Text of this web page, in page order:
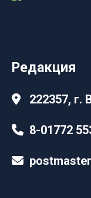
Редакция
222357, г.
8-01772